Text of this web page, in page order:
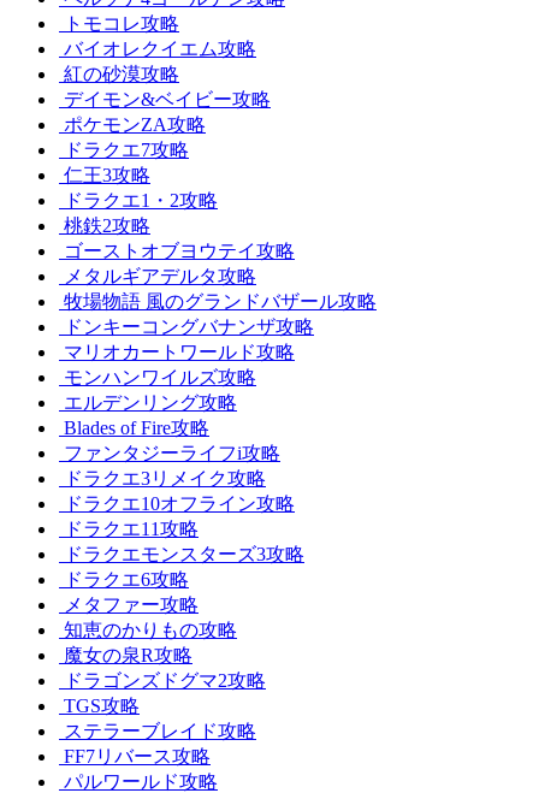
トモコレ攻略
バイオレクイエム攻略
紅の砂漠攻略
デイモン&ベイビー攻略
ポケモンZA攻略
ドラクエ7攻略
仁王3攻略
ドラクエ1・2攻略
桃鉄2攻略
ゴーストオブヨウテイ攻略
メタルギアデルタ攻略
牧場物語 風のグランドバザール攻略
ドンキーコングバナンザ攻略
マリオカートワールド攻略
モンハンワイルズ攻略
エルデンリング攻略
Blades of Fire攻略
ファンタジーライフi攻略
ドラクエ3リメイク攻略
ドラクエ10オフライン攻略
ドラクエ11攻略
ドラクエモンスターズ3攻略
ドラクエ6攻略
メタファー攻略
知恵のかりもの攻略
魔女の泉R攻略
ドラゴンズドグマ2攻略
TGS攻略
ステラーブレイド攻略
FF7リバース攻略
パルワールド攻略